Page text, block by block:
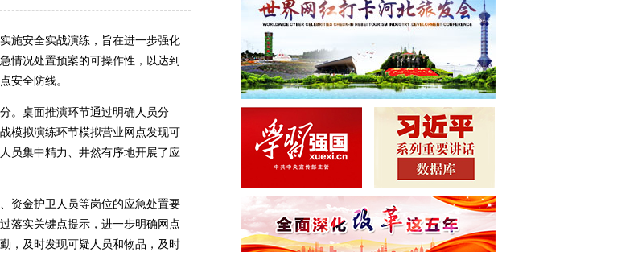
安全实战演练，旨在进一步强化
情况处置预案的可操作性，以达到
安全防线。
桌面推演环节通过明确人员分
模拟演练环节模拟营业网点发现可
员集中精力、井然有序地开展了应
金护卫人员等岗位的应急处置要
落实关键点提示，进一步明确网点
，及时发现可疑人员和物品，及时